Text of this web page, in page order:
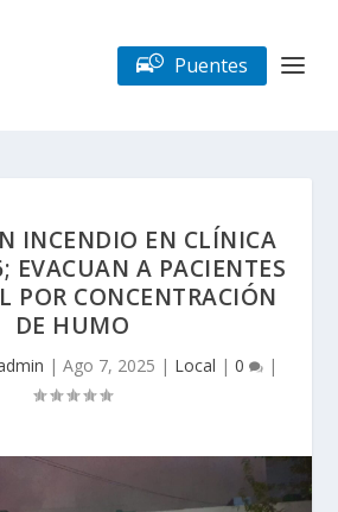
Puentes
INCENDIO EN CLÍNICA
EVACUAN A PACIENTES
POR CONCENTRACIÓN
DE HUMO
| Ago 7, 2025 | Local | 0 |